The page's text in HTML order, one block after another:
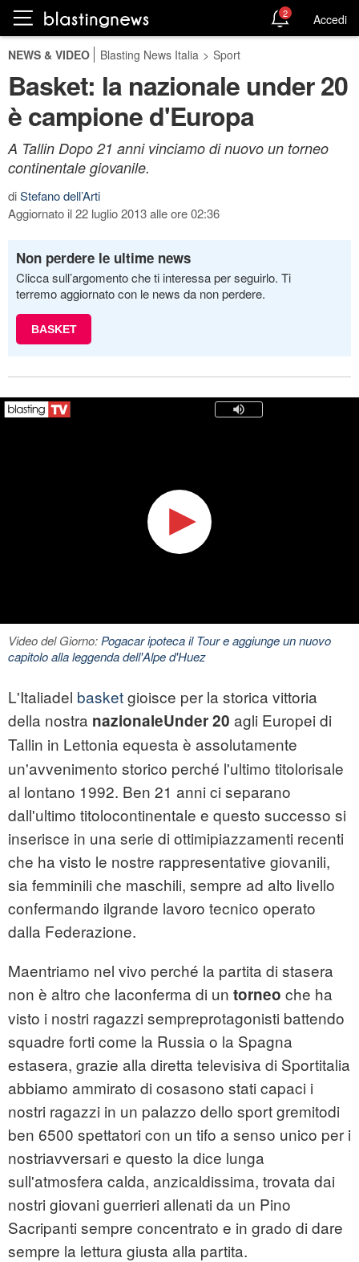
2 Accedi
NEWS & VIDEO Blasting News Italia > Sport
Basket: la nazionale under 20
è campione d'Europa
A Tallin Dopo 21 anni vinciamo di nuovo un torneo
continentale giovanile.
diStefano dell’Arti
Aggiornato il 22 luglio 2013 alle ore 02:36
Non perdere le ultime news
Clicca sull’argomento che ti interessa per seguirlo. Ti
terremo aggiornato con le news da non perdere.
BASKET
Video del Giorno: Pogacar ipoteca il Tour e aggiunge un nuovo
capitolo alla leggenda dell'Alpe d'Huez
L'Italiadel basketgioisce per la storica vittoria
della nostra nazionaleUnder 20 agli Europei di
Tallin in Lettonia equesta è assolutamente
un'avvenimento storico perché l'ultimo titolorisale
al lontano 1992. Ben 21 anni ci separano
dall'ultimo titolocontinentale e questo successo si
inserisce in una serie di ottimipiazzamenti recenti
che ha visto le nostre rappresentative giovanili,
sia femminili che maschili, sempre ad alto livello
confermando ilgrande lavoro tecnico operato
dalla Federazione.
Maentriamo nel vivo perché la partita di stasera
non è altro che laconferma di un torneo che ha
visto i nostri ragazzi sempreprotagonisti battendo
squadre forti come la Russia o la Spagna
estasera, grazie alla diretta televisiva di Sportitalia
abbiamo ammirato di cosasono stati capaci i
nostri ragazzi in un palazzo dello sport gremitodi
ben 6500 spettatori con un tifo a senso unico per i
nostriavversari e questo la dice lunga
sull'atmosfera calda, anzicaldissima, trovata dai
nostri giovani guerrieri allenati da un Pino
Sacripanti sempre concentrato e in grado di dare
sempre la lettura giusta alla partita.